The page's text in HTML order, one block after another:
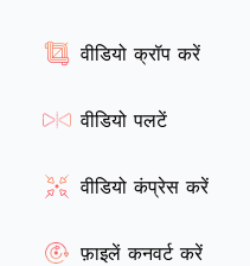
वीडियो क्रॉप करें
वीडियो पलटें
वीडियो कंप्रेस करें
फ़ाइलें कनवर्ट करें